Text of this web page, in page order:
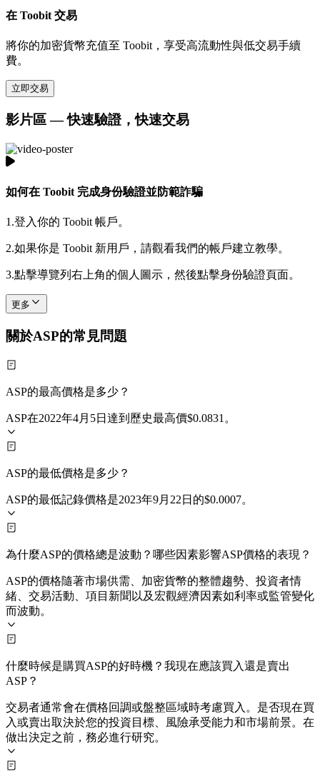
在 Toobit 交易
將你的加密貨幣充值至 Toobit，享受高流動性與低交易手續
費。
立即交易
影片區 — 快速驗證，快速交易
如何在 Toobit 完成身份驗證並防範詐騙
1.登入你的 Toobit 帳戶。
2.如果你是 Toobit 新用戶，請觀看我們的帳戶建立教學。
3.點擊導覽列右上角的個人圖示，然後點擊身份驗證頁面。
更多
關於ASP的常見問題
ASP的最高價格是多少？
ASP在2022年4月5日達到歷史最高價$0.0831。
ASP的最低價格是多少？
ASP的最低記錄價格是2023年9月22日的$0.0007。
為什麼ASP的價格總是波動？哪些因素影響ASP價格的表現？
ASP的價格隨著市場供需、加密貨幣的整體趨勢、投資者情
緒、交易活動、項目新聞以及宏觀經濟因素如利率或監管變化
而波動。
什麼時候是購買ASP的好時機？我現在應該買入還是賣出
ASP？
交易者通常會在價格回調或盤整區域時考慮買入。是否現在買
入或賣出取決於您的投資目標、風險承受能力和市場前景。在
做出決定之前，務必進行研究。